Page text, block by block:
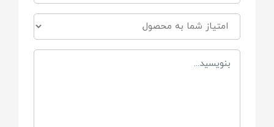
مانع از عرق کردن اطراف دهان نوزاد
بدون ایجاد مشکل در تنفس کودک
دارای قابلیت استریل کردن